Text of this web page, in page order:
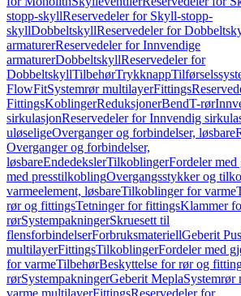
stopp-skyllReservedeler for Skyll-stopp-
skyllDobbeltskyllReservedeler for
armaturerReservedeler for Innvendige
armaturerDobbeltskyllReservedeler for
DobbeltskyllTilbehørTrykknapp
FlowFitSystemrør multilayerFittings
FittingsKoblingerReduksjonerBendT-rør
sirkulasjonReservedeler for Innvendig
uløseligeOverganger og forbindelser, løsbare
Overganger og forbindelser,
løsbareEndedekslerTilkoblingerFordeler med
med presstilkoblingOvergangsstykker og
varmeelement, løsbareTilkoblinger for varme
rør og fittingsTetninger for fittingsKlammer
rørSystempakningerSkruesett til
flensforbindelserForbruksmateriellGeberit
multilayerFittingsTilkoblingerFordeler med
for varmeTilbehørBeskyttelse for rør og
rørSystempakningerGeberit MeplaSystemrør
varme multilayerFittingsReservedeler for